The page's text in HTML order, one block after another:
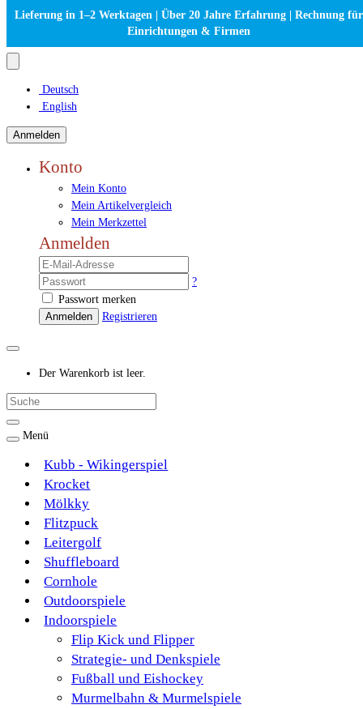
Deutsch
English
Anmelden
Konto
Mein Konto
Mein Artikelvergleich
Mein Merkzettel
Anmelden
?
Passwort merken
Anmelden
Registrieren
Der Warenkorb ist leer.
Menü
Kubb - Wikingerspiel
Krocket
Mölkky
Flitzpuck
Leitergolf
Shuffleboard
Cornhole
Outdoorspiele
Indoorspiele
Flip Kick und Flipper
Strategie- und Denkspiele
Fußball und Eishockey
Murmelbahn & Murmelspiele
Lieferung in 1–2 Werktagen | Über 20 Jahre Erfahrung | Rechnung für
Einrichtungen & Firmen